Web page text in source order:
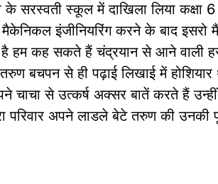
के सरस्वती स्कूल में दाखिला लिया कक्षा
इंजीनियरिंग करने के बाद इसरो मैं
है हम कह सकते हैं चंद्रयान से आने वाली
बचपन से ही पढ़ाई लिखाई में होशियार
चाचा से उत्कर्ष अक्सर बातें करते हैं
परिवार अपने लाडले बेटे तरुण की उनकी